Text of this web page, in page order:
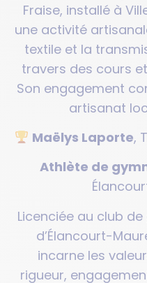
Fraise, installé à
une activité
textile et la
travers des cours
Son engagement
artisanat
Maëlys Laporte,
Athlète de
Licenciée au club
d’Élancourt-
incarne les
rigueur,